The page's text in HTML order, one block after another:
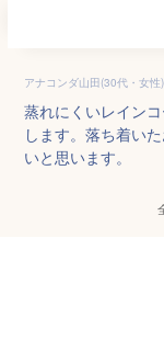
アナコンダ山田(30代・女性)
蒸れにくいレイン
します。落ち着い
いと思います。